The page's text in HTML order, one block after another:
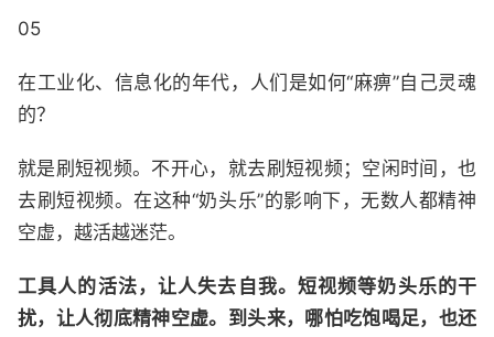
05
在工业化、信息化的年代，人们是如何“麻痹”自己灵魂
的？
就是刷短视频。不开心，就去刷短视频；空闲时间，也
去刷短视频。在这种“奶头乐”的影响下，无数人都精神
空虚，越活越迷茫。
工具人的活法，让人失去自我。短视频等奶头乐的干
扰，让人彻底精神空虚。到头来，哪怕吃饱喝足，也还